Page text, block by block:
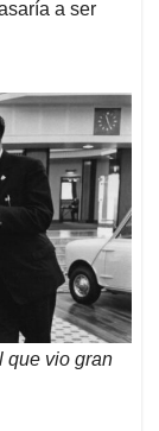
a ser
que vio gran